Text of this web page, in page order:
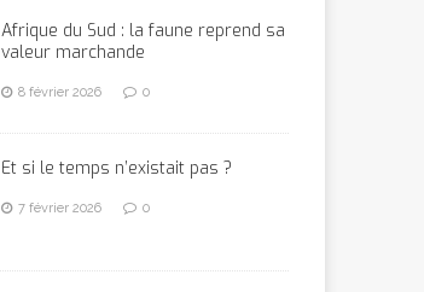
Afrique du Sud : la faune reprend sa
valeur marchande
8 février 2026 0
Et si le temps n’existait pas ?
7 février 2026 0